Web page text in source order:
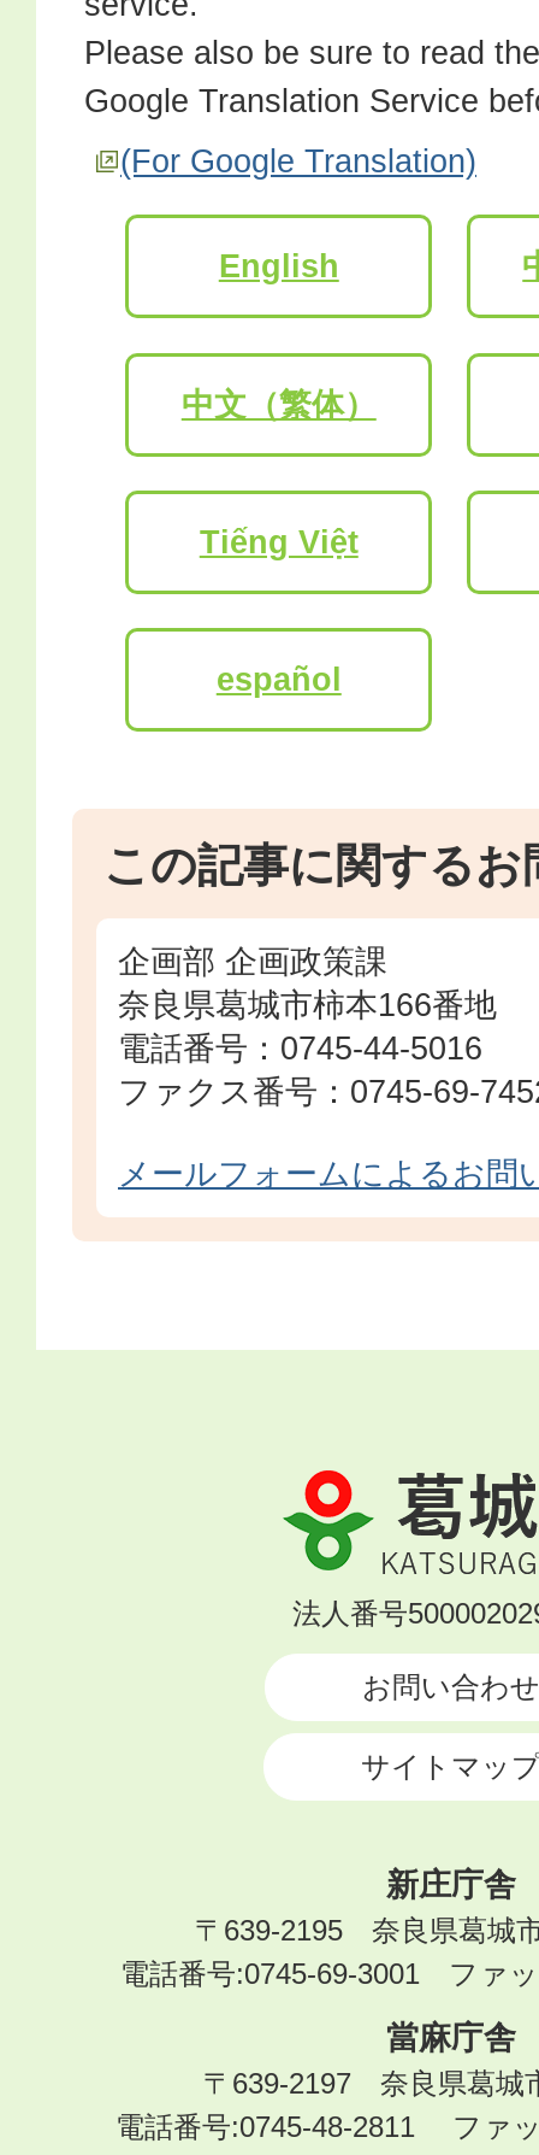
Please also be sure to read
Google Translation Service
(For Google Translation)
English
中文（繁体）
Tiếng Việt
español
この記事に関するお
企画部 企画政策課
奈良県葛城市柿本166番地
電話番号：0745-44-5016
ファクス番号：0745-69-
メールフォームによるお問
葛
城
市
KATSURAGI
法人番号
お問い合わせ
サイトマッ
新庄庁舎
〒639-2195 奈良県葛城
電話番号:0745-69-3001 ファ
當麻庁舎
〒639-2197 奈良県葛城
電話番号:0745-48-2811 ファ